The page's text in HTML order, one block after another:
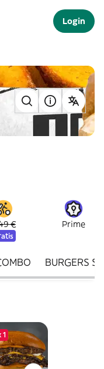
Login
€ Prime
BURGERS
1